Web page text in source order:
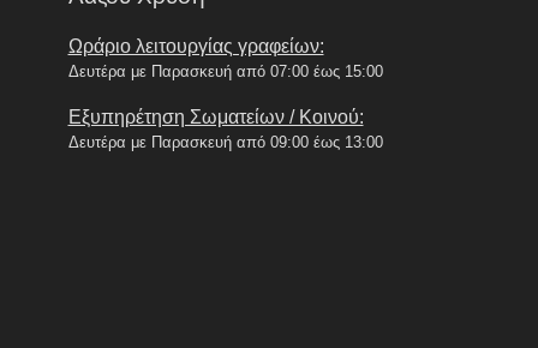
Ωράριο λειτουργίας γραφείων:
Δευτέρα με Παρασκευή από 07:00 έως 15:00
Εξυπηρέτηση Σωματείων / Κοινού:
Δευτέρα με Παρασκευή από 09:00 έως 13:00